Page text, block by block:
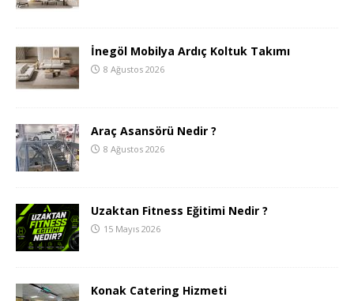
İnegöl Mobilya Ardıç Koltuk Takımı
8 Ağustos 2026
Araç Asansörü Nedir ?
8 Ağustos 2026
Uzaktan Fitness Eğitimi Nedir ?
15 Mayıs 2026
Konak Catering Hizmeti